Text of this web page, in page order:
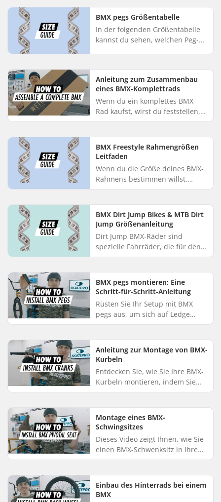
machen Spaß beim Fahren und
...
BMX pegs Größentabelle
In der folgenden Größentabelle
kannst du sehen, welchen Peg-
BMX-Rads wählen solltest. Rad
Peg-D...
Anleitung zum Zusammenbau
eines BMX-Komplettrads
Wenn du ein komplettes BMX-
Rad kaufst, wirst du feststellen,
dass die meisten Komponenten
handlichen Karton zu packen...
BMX Freestyle Rahmengrößen
Leitfaden
Wenn du die Größe deines BMX-
Rahmens bestimmen willst,
solltest du zunächst die
berücksichtigen. Die Tabelle ist
nur ein Anh...
BMX Dirt Jump Bikes & MTB Dirt
Jump Größenanleitung
Dirt Jump BMX-Räder sind
spezielle Fahrräder, die für den
Einsatz im Park, auf der Straße
wurden. Sie sind so gebaut, dass
s...
BMX pegs montieren: Eine
Schritt-für-Schritt-Anleitung
Rüsten Sie Ihr Setup mit BMX
pegs aus, um sich auf Ledge
Grinds vorzubereiten. Wenn Sie
sind, zeigt Ihnen dieses Vi...
Anleitung zur Montage von BMX-
Kurbeln
Entdecken Sie, wie Sie Ihre BMX-
Kurbeln montieren, indem Sie
die einfachen Schritte in
Sie zunächst die Kurbelachse
ein...
Montage eines BMX-
Schwingsitzes
Dieses Video zeigt Ihnen, wie Sie
einen BMX-Schwenksitz in Ihre
Konfiguration einbauen:
Sattelstütze in den Rahmen und
sich...
Einbau des Hinterrads bei einem
BMX